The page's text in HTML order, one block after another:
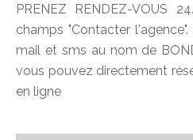
PRENEZ RENDEZ-VOUS
champs "Contacter
mail et sms au nom de
vous pouvez directement
en ligne